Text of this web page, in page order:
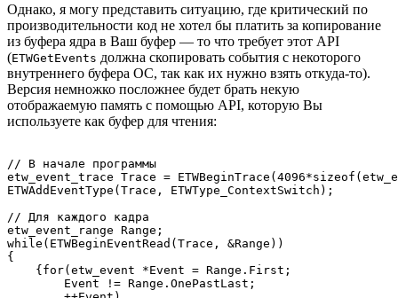
Однако, я могу представить ситуацию, где критический по
производительности код не хотел бы платить за копирование
из буфера ядра в Ваш буфер — то что требует этот API
(ETWGetEvents должна скопировать события с некоторого
внутреннего буфера ОС, так как их нужно взять откуда-то).
Версия немножко посложнее будет брать некую
отображаемую память с помощью API, которую Вы
используете как буфер для чтения:
// В начале программы
etw_event_trace Trace =
ETWAddEventType(Trace, ETWType_ContextSwitch);
// Для каждого кадра
etw_event_range Range;
while(ETWBeginEventRead(Trace, &Range))
{
    {for(etw_event *Event = Range.First;
        Event != Range.OnePastLast;